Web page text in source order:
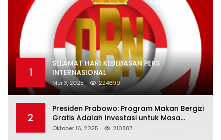
1
SELAMAT HARI KEBEBASAN PERS
INTERNASIONAL
Mei 3, 2025 224690
2
Presiden Prabowo: Program Makan Bergizi
Gratis Adalah Investasi untuk Masa
Depan Bangsa
Oktober 16, 2025 210887